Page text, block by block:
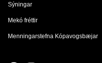
Sýningar
Mekó fréttir
Menningarstefna Kópavogsbæjar